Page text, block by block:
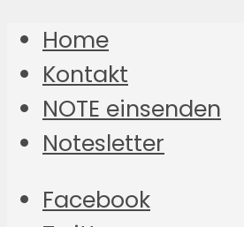
Home
Kontakt
NOTE einsenden
Notesletter
Facebook